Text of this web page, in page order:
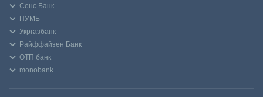
Сенс Банк
ПУМБ
Укргазбанк
Райффайзен Банк
ОТП банк
monobank